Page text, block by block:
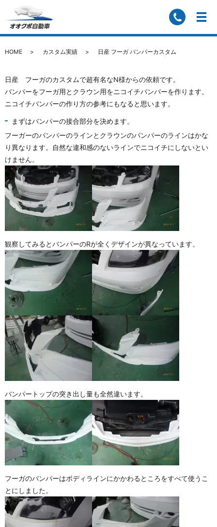
日産 フーガ バンパーカスタム
HOME カスタム実績 日産 フーガ バンパーカスタム
日産 フーガのカスタムで超有名なN様からの依頼です。
バンパーをフーガ用とクラウン用をニコイチバンパーを作ります。
ニコイチバンパーの作り方の参考にもなると思います。
まずはバンパーの接合部分を決めます。
フーガーのバンパーのラインとクラウンのバンパーのラインはかな
り異なります。自然な違和感のないラインでニコイチにしないとい
けません。
観察してみるとバンパーのRが全くデザインが異なっています。
バンパートップの突き出し量も全然違います。
フーガのバンパーはボディラインにかかわるところをすべて使うこ
とにしました。